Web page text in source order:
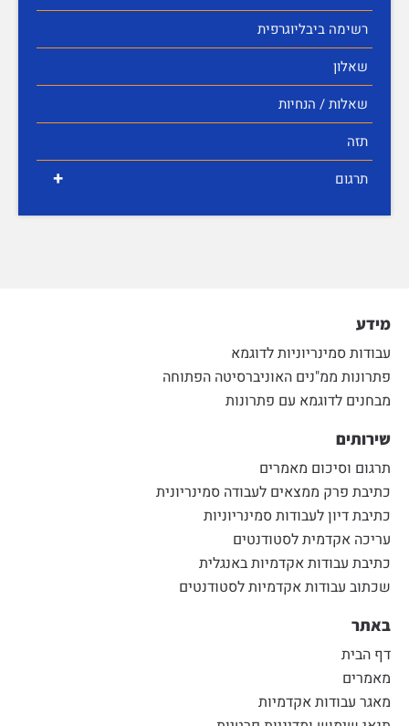
רשימה ביבליוגרפית
שאלון
שאלות / הנחיות
תזה
+ תרגום
מידע
עבודות סמינריוניות לדוגמא
פתרונות ממ"נים האוניברסיטה הפתוחה
מבחנים לדוגמא עם פתרונות
שירותים
תרגום וסיכום מאמרים
כתיבת פרק ממצאים לעבודה סמינריונית
כתיבת דיון לעבודות סמינריוניות
עריכה אקדמית לסטודנטים
כתיבת עבודות אקדמיות באנגלית
שכתוב עבודות אקדמיות לסטודנטים
באתר
דף הבית
מאמרים
מאגר עבודות אקדמיות